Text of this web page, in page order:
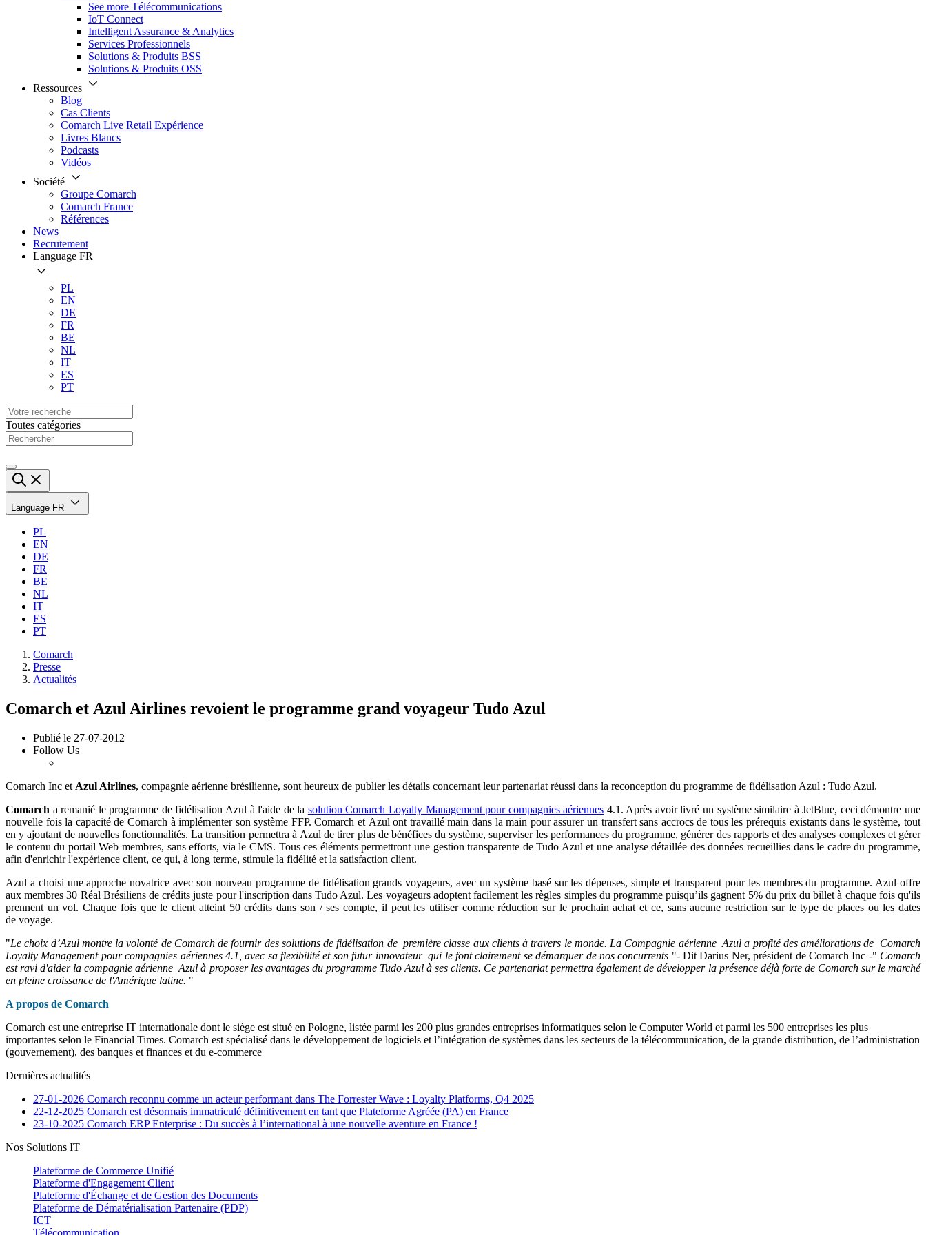
See more Télécommunications
IoT Connect
Intelligent Assurance & Analytics
Services Professionnels
Solutions & Produits BSS
Solutions & Produits OSS
Ressources
Blog
Cas Clients
Comarch Live Retail Expérience
Livres Blancs
Podcasts
Vidéos
Société
Groupe Comarch
Comarch France
Références
News
Recrutement
Language FR
PL
EN
DE
FR
BE
NL
IT
ES
PT
Toutes catégories
Language FR
PL
EN
DE
FR
BE
NL
IT
ES
PT
Comarch
Presse
Actualités
Comarch et Azul Airlines revoient le programme grand voyageur Tudo Azul
Publié le 27-07-2012
Follow Us
Comarch Inc et Azul Airlines, compagnie aérienne brésilienne, sont heureux de publier les détails concernant leur partenariat réussi dans la reconception du programme de fidélisation Azul : Tudo Azul.
Comarch a remanié le programme de fidélisation Azul à l'aide de la solution Comarch Loyalty Management pour compagnies aériennes 4.1. Après avoir livré un système similaire à JetBlue, ceci démontre une
nouvelle fois la capacité de Comarch à implémenter son système FFP. Comarch et Azul ont travaillé main dans la main pour assurer un transfert sans accrocs de tous les prérequis existants dans le système, tout
en y ajoutant de nouvelles fonctionnalités. La transition permettra à Azul de tirer plus de bénéfices du système, superviser les performances du programme, générer des rapports et des analyses complexes et gérer
le contenu du portail Web membres, sans efforts, via le CMS. Tous ces éléments permettront une gestion transparente de Tudo Azul et une analyse détaillée des données recueillies dans le cadre du programme,
afin d'enrichir l'expérience client, ce qui, à long terme, stimule la fidélité et la satisfaction client.
Azul a choisi une approche novatrice avec son nouveau programme de fidélisation grands voyageurs, avec un système basé sur les dépenses, simple et transparent pour les membres du programme. Azul offre
aux membres 30 Réal Brésiliens de crédits juste pour l'inscription dans Tudo Azul. Les voyageurs adoptent facilement les règles simples du programme puisqu’ils gagnent 5% du prix du billet à chaque fois qu'ils
prennent un vol. Chaque fois que le client atteint 50 crédits dans son / ses compte, il peut les utiliser comme réduction sur le prochain achat et ce, sans aucune restriction sur le type de places ou les dates
de voyage.
"Le choix d’Azul montre la volonté de Comarch de fournir des solutions de fidélisation de première classe aux clients à travers le monde. La Compagnie aérienne Azul a profité des améliorations de Comarch
Loyalty Management pour compagnies aériennes 4.1, avec sa flexibilité et son futur innovateur qui le font clairement se démarquer de nos concurrents "- Dit Darius Ner, président de Comarch Inc -" Comarch
est ravi d'aider la compagnie aérienne Azul à proposer les avantages du programme Tudo Azul à ses clients. Ce partenariat permettra également de développer la présence déjà forte de Comarch sur le marché
en pleine croissance de l'Amérique latine. "
A propos de Comarch
Comarch est une entreprise IT internationale dont le siège est situé en Pologne, listée parmi les 200 plus grandes entreprises informatiques selon le Computer World et parmi les 500 entreprises les plus
importantes selon le Financial Times. Comarch est spécialisé dans le développement de logiciels et l’intégration de systèmes dans les secteurs de la télécommunication, de la grande distribution, de l’administration
(gouvernement), des banques et finances et du e-commerce
Dernières actualités
27-01-2026 Comarch reconnu comme un acteur performant dans The Forrester Wave : Loyalty Platforms, Q4 2025
22-12-2025 Comarch est désormais immatriculé définitivement en tant que Plateforme Agréée (PA) en France
23-10-2025 Comarch ERP Enterprise : Du succès à l’international à une nouvelle aventure en France !
Nos Solutions IT
Plateforme de Commerce Unifié
Plateforme d'Engagement Client
Plateforme d'Échange et de Gestion des Documents
Plateforme de Dématérialisation Partenaire (PDP)
ICT
Télécommunication